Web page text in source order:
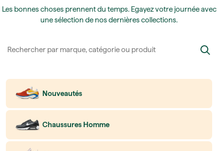
Les bonnes choses prennent du temps. Egayez votre journée avec
une sélection de nos dernières collections.
Nouveautés
Chaussures Homme